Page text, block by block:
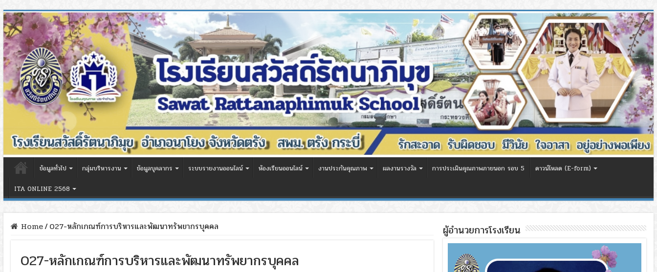
ข้อมูลทั่วไป กลุ่มบริหารงาน ข้อมูลบุคลากร ระบบรายงานออนไลน์ ห้องเรียนออนไลน์ งานประกันคุณภาพ ผลงานรางวัล การประเมินคุณภาพภายนอก รอบ 5 ดาวน์โหลด (E-form)
ITA ONLINE 2568
Home/027-หลักเกณฑ์การบริหารและพัฒนาทรัพยากรบุคคล
027-หลักเกณฑ์การบริหารและพัฒนาทรัพยากรบุคคล
ผู้อำนวยการโรงเรียน